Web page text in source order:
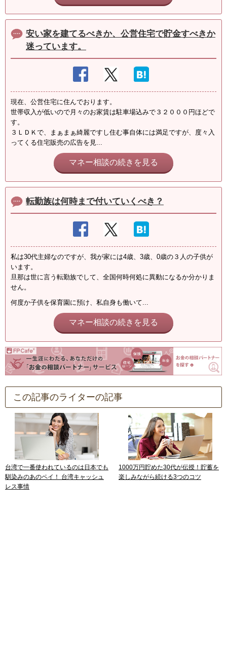
安い家を建てるべきか、公営住宅で貯金すべきか
迷っています。
現在、公営住宅に住んでおります。
世帯収入が低いので月々のお家賃は駐車場込みで３２０００円ほどで
す。
３ＬＤＫで、まぁまぁ綺麗ですし住む事自体には満足ですが、度々入
ってくる住宅販売の広告を見...
マネー相談の続きを見る
転勤族は何時まで付いていくべき？
私は30代主婦なのですが、我が家には4歳、3歳、0歳の３人の子供が
います。
旦那は世に言う転勤族でして、全国何時何処に異動になるか分かりま
せん。
何度か子供を保育園に預け、私自身も働いて...
マネー相談の続きを見る
この記事のライターの記事
台湾で一番使われているのは日本でも
馴染みのあのペイ！ 台湾キャッシュ
レス事情
1000万円貯めた30代が伝授！貯蓄を
楽しみながら続ける3つのコツ